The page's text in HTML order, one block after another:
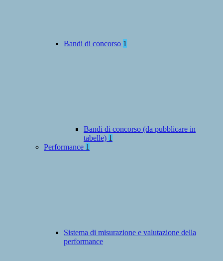
Bandi di concorso 1
Bandi di concorso (da pubblicare in
tabelle) 1
Performance 1
Sistema di misurazione e valutazione della
performance